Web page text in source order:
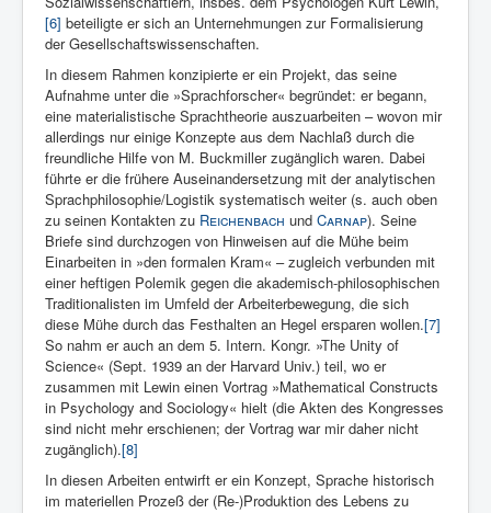
[6] beteiligte er sich an Unternehmungen zur Formalisierung
der Gesellschaftswissenschaften.
In diesem Rahmen konzipierte er ein Projekt, das seine
Aufnahme unter die »Sprachforscher« begründet: er begann,
eine materia­listische Sprachtheorie auszuarbeiten – wovon mir
allerdings nur einige Konzepte aus dem Nachlaß durch die
freundliche Hilfe von M. Buckmiller zugänglich waren. Dabei
führte er die frühere Aus­einandersetzung mit der analytischen
Sprach­philosophie/Logistik systematisch weiter (s. auch oben
zu seinen Kontakten zu Reichenbach und Carnap). Seine
Briefe sind durchzogen von Hinweisen auf die Mühe beim
Einarbeiten in »den formalen Kram« – zugleich verbunden mit
einer heftigen Polemik gegen die akademisch-philosophischen
Traditionalisten im Umfeld der Arbeiterbewegung, die sich
diese Mühe durch das Festhalten an Hegel ersparen wollen.[7]
So nahm er auch an dem 5. Intern. Kongr. »The Unity of
Science« (Sept. 1939 an der Harvard Univ.) teil, wo er
zusammen mit Lewin einen Vortrag »Mathematical Con­structs
in Psychology and Sociology« hielt (die Akten des Kongres­ses
sind nicht mehr erschienen; der Vortrag war mir daher nicht
zugänglich).[8]
In diesen Arbeiten entwirft er ein Konzep­t, Spra­che historisch
im materiellen Prozeß der (Re-)Produktion des Le­bens zu